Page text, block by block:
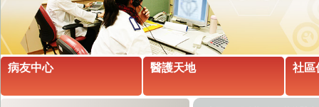
病友中心 醫護天地 社區